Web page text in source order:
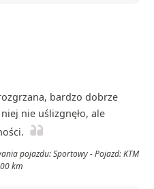
bardzo dobrze
nie uślizgnęło, ale
pojazdu: Sportowy - Pojazd: KTM
km